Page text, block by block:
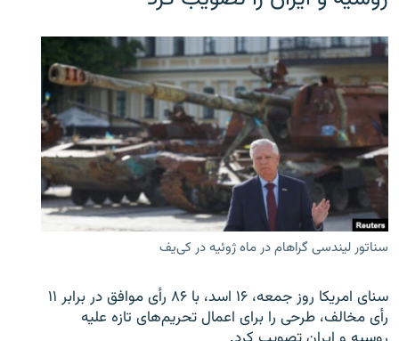
سناتور لیندسی گراهام در ماه ژوئیه در کی‌یف
سنای امریکا روز جمعه، ۱۶ اسد، با ۸۶ رأی موافق در برابر ۱۱
رأی مخالف، طرحی را برای اعمال تحریم‌های تازه علیه